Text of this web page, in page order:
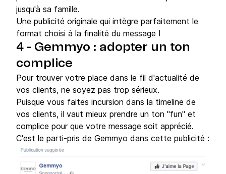
jusqu'à sa famille.
Une publicité originale qui intègre parfaitement le
format choisi à la finalité du message !
4 - Gemmyo : adopter un ton
complice
Pour trouver votre place dans le fil d'actualité de
vos clients, ne soyez pas trop sérieux.
Puisque vous faites incursion dans la timeline de
vos clients, il vaut mieux prendre un ton "fun" et
complice pour que votre message soit apprécié.
C'est le parti-pris de Gemmyo dans cette publicité :